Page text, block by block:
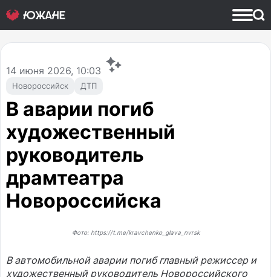
Новороссийск ДТП
14 июня 2026, 10:03
В аварии погиб
художественный
руководитель
драмтеатра
Новороссийска
Фото: https://t.me/kravchenko_glava_nvrsk
В автомобильной аварии погиб главный режиссер и
художественный руководитель Новороссийского